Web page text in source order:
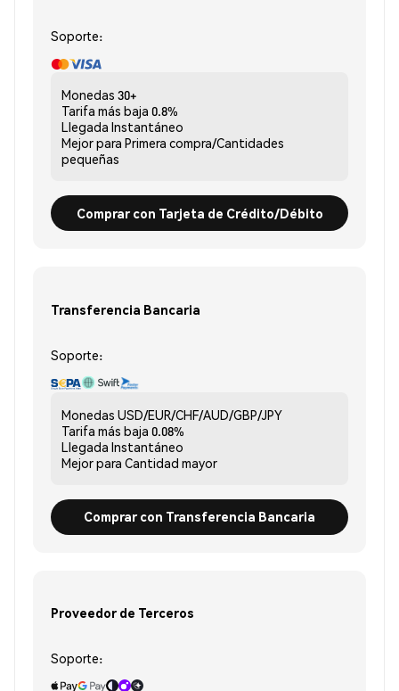
Soporte:
Monedas 30+
Tarifa más baja 0.8%
Llegada Instantáneo
Mejor para Primera compra/Cantidades
pequeñas
Comprar con Tarjeta de Crédito/Débito
Transferencia Bancaria
Soporte:
Monedas USD/EUR/CHF/AUD/GBP/JPY
Tarifa más baja 0.08%
Llegada Instantáneo
Mejor para Cantidad mayor
Comprar con Transferencia Bancaria
Proveedor de Terceros
Soporte: